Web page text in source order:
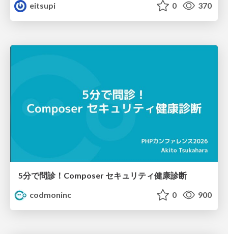
eitsupi
0 370
5分で問診！Composer セキュリティ健康診断
codmoninc
0 900